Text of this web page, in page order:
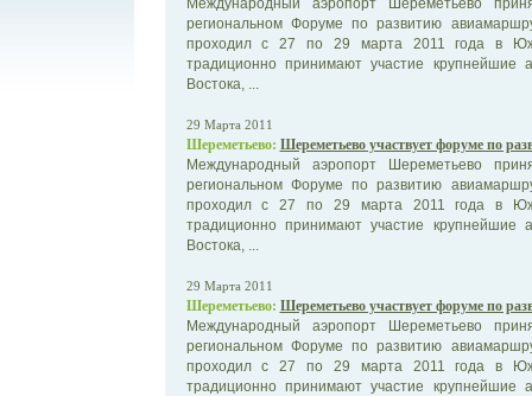
региональном Форуме по развитию
проходил с 27 по 29 марта 2011 года в
традиционно принимают участие крупнейшие
Востока, ...
29 Марта 2011
Шереметьево: Шереметьево участвует форуме по
Международный аэропорт Шереметьево
региональном Форуме по развитию
проходил с 27 по 29 марта 2011 года в
традиционно принимают участие крупнейшие
Востока, ...
29 Марта 2011
Шереметьево: Шереметьево участвует форуме по
Международный аэропорт Шереметьево
региональном Форуме по развитию
проходил с 27 по 29 марта 2011 года в
традиционно принимают участие крупнейшие